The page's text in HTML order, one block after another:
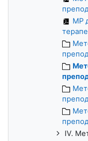
МР
IV.